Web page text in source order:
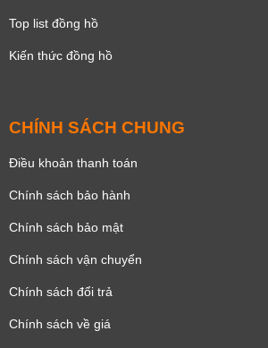
Top list đồng hồ
Kiến thức đồng hồ
CHÍNH SÁCH CHUNG
Điều khoản thanh toán
Chính sách bảo hành
Chính sách bảo mật
Chính sách vận chuyển
Chính sách đổi trả
Chính sách về giá